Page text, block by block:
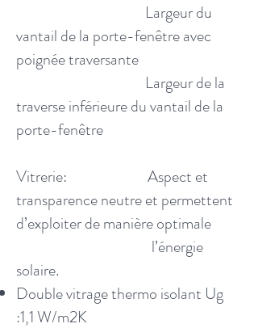
Largeur du
vantail de la porte-fenêtre avec
poignée traversante
Largeur de la
traverse inférieure du vantail de la
porte-fenêtre
Vitrerie: Aspect et
transparence neutre et permettent
d’exploiter de manière optimale
l’énergie
solaire.
Double vitrage thermo isolant Ug
:1,1 W/m2K